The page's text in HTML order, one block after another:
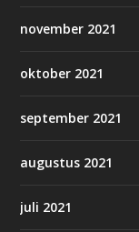
november 2021
oktober 2021
september 2021
augustus 2021
juli 2021